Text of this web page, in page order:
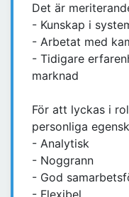
Det är
- Kunskap i
- Arbetat med
- Tidigare
marknad
För att lyckas i
personliga
- Analytisk
- Noggrann
- God